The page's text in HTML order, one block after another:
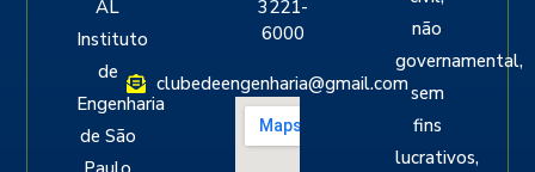
AL
Instituto
de
Engenharia
de São
3221-
6000
clubedeengenharia@gmail.com
não
governamental,
sem
fins
lucrativos,